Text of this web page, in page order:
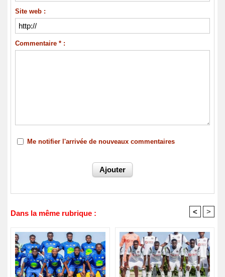
Site web :
Commentaire * :
Me notifier l'arrivée de nouveaux commentaires
Dans la même rubrique : < >